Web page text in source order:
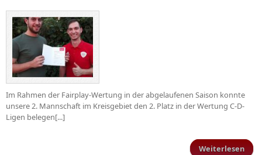
Im Rahmen der Fairplay-Wertung in der abgelaufenen Saison konnte
unsere 2. Mannschaft im Kreisgebiet den 2. Platz in der Wertung C-D-
Ligen belegen[...]
Weiterlesen